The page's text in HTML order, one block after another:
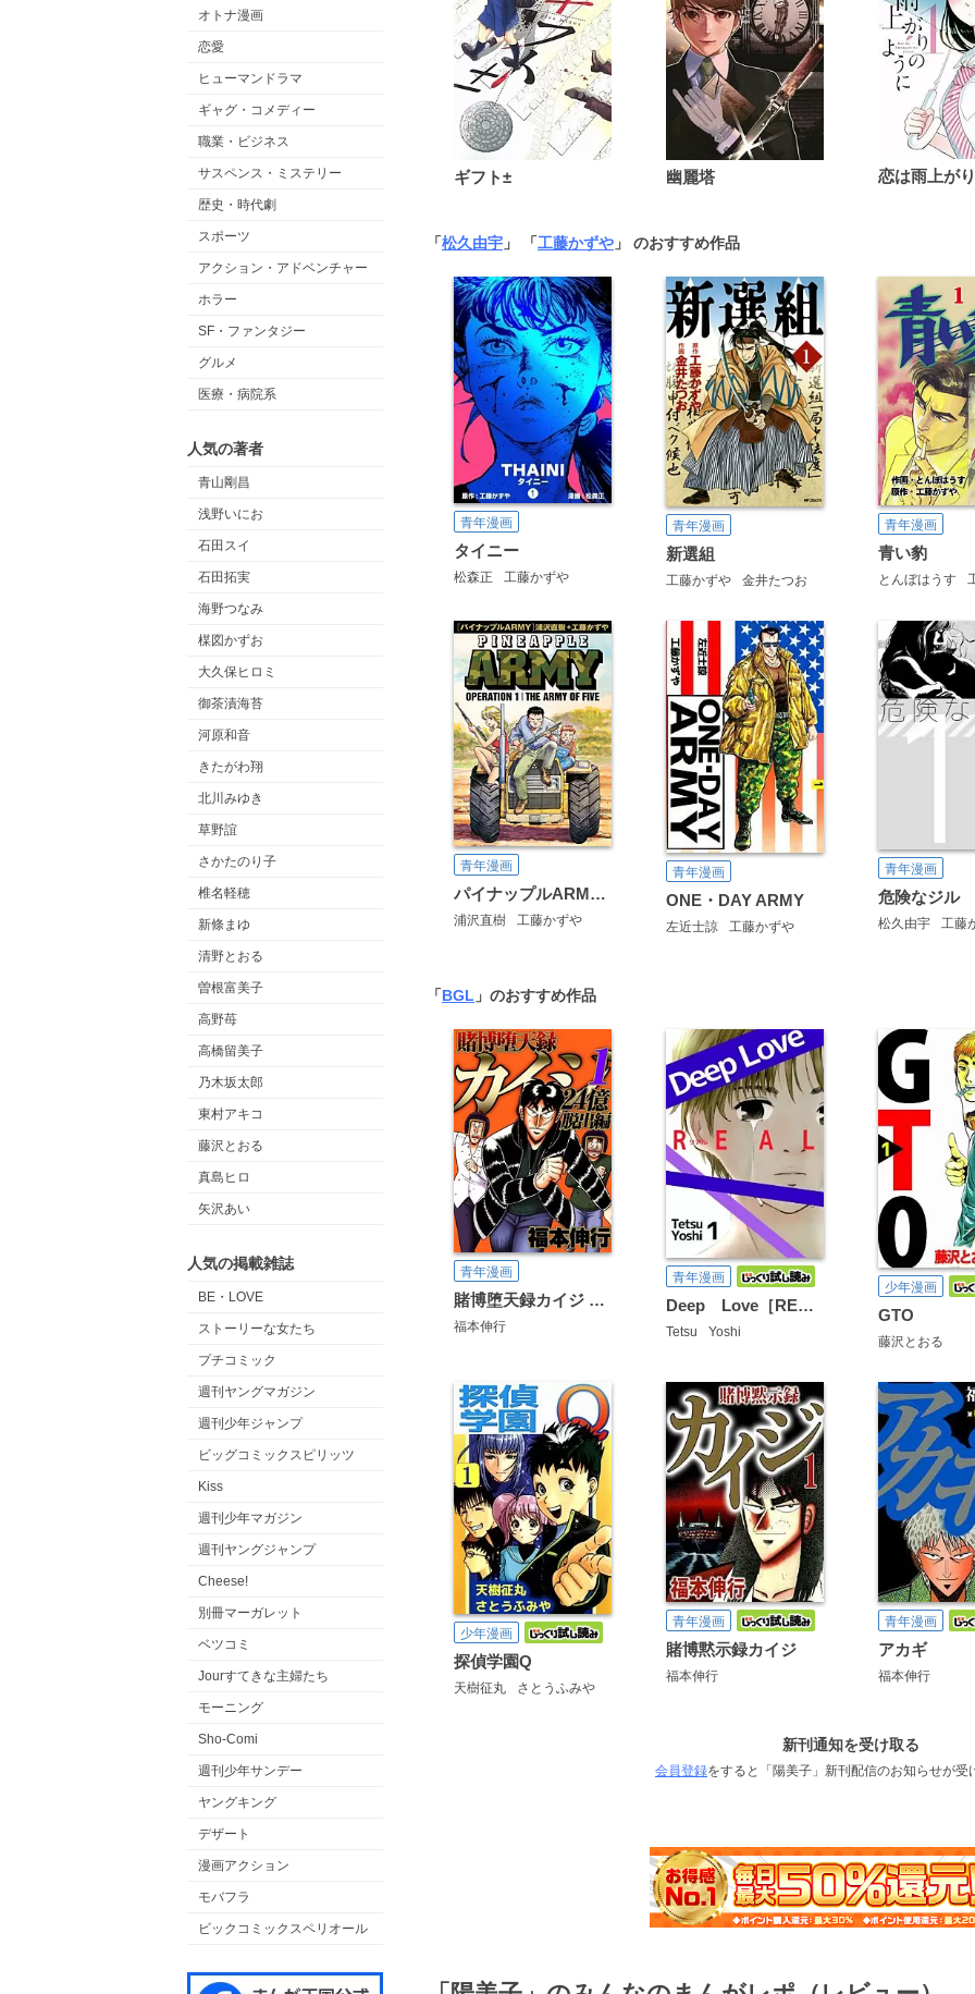
オトナ漫画
恋愛
ヒューマンドラマ
ギャグ・コメディー
職業・ビジネス
サスペンス・ミステリー
歴史・時代劇
スポーツ
アクション・アドベンチャー
ホラー
SF・ファンタジー
グルメ
医療・病院系
人気の著者
青山剛昌
浅野いにお
石田スイ
石田拓実
海野つなみ
楳図かずお
大久保ヒロミ
御茶漬海苔
河原和音
きたがわ翔
北川みゆき
草野誼
さかたのり子
椎名軽穂
新條まゆ
清野とおる
曽根富美子
高野苺
高橋留美子
乃木坂太郎
東村アキコ
藤沢とおる
真島ヒロ
矢沢あい
人気の掲載雑誌
BE・LOVE
ストーリーな女たち
プチコミック
週刊ヤングマガジン
週刊少年ジャンプ
ビッグコミックスピリッツ
Kiss
週刊少年マガジン
週刊ヤングジャンプ
Cheese!
別冊マーガレット
ベツコミ
Jourすてきな主婦たち
モーニング
Sho-Comi
週刊少年サンデー
ヤングキング
デザート
漫画アクション
モバフラ
ビックコミックスペリオール
ギフト± 幽麗塔
「松久由宇 」 「工藤かずや 」 のおすすめ作品
青年漫画
タイニー
松森正 工藤かずや
青年漫画
新選組
工藤かずや 金井たつお
青年漫画
青い豹
とんぼはうす
青年漫画
パイナップルARMY 完全増補デジタル版
浦沢直樹 工藤かずや
青年漫画
ONE・DAY ARMY
左近士諒 工藤かずや
青年漫画
危険なジル
松久由宇 工藤
「BGL 」のおすすめ作品
青年漫画
賭博堕天録カイジ 24億脱出編
福本伸行
青年漫画
Deep Love［REAL]
Tetsu Yoshi
少年漫画
GTO
藤沢とおる
少年漫画
探偵学園Q
天樹征丸 さとうふみや
青年漫画
賭博黙示録カイジ
福本伸行
青年漫画
アカギ
福本伸行
新刊通知を受け取る
会員登録をすると「陽美子」新刊配信のお知らせが受